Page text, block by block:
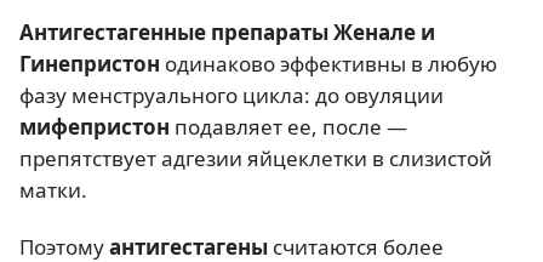
Антигестагенные препараты Женале и
Гинепристон одинаково эффективны в любую
фазу менструального цикла: до овуляции
мифепристон подавляет ее, после —
препятствует адгезии яйцеклетки в слизистой
матки.
Поэтомуантигестагены считаются более